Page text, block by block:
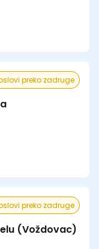
preko zadruge
preko zadruge
(Voždovac)